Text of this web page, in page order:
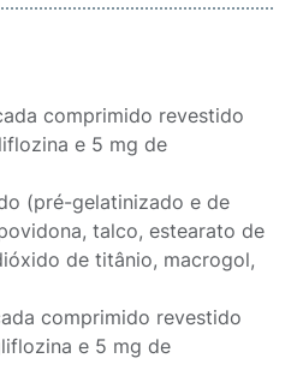
comprimido revestido
e 5 mg de
(pré-gelatinizado e de
talco, estearato de
de titânio, macrogol,
comprimido revestido
e 5 mg de